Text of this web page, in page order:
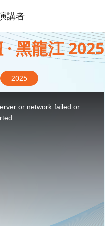
講者
黑龍江 2025
2025
or network failed or